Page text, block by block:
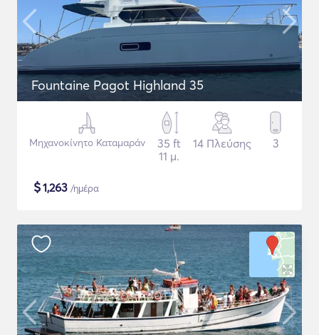
Fountaine Pagot Highland 35
Μηχανοκίνητο Καταμαράν
35 ft
11 μ.
14 Πλεύσης 3
$1,263 /ημέρα